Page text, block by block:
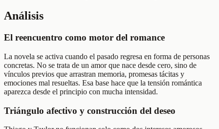
Análisis
El reencuentro como motor del romance
La novela se activa cuando el pasado regresa en forma de personas
concretas. No se trata de un amor que nace desde cero, sino de
vínculos previos que arrastran memoria, promesas tácitas y
emociones mal resueltas. Esa base hace que la tensión romántica
aparezca desde el principio con mucha intensidad.
Triángulo afectivo y construcción del deseo